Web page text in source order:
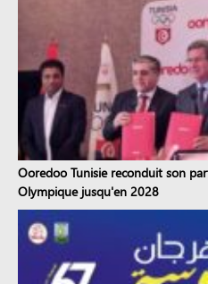
Ooredoo Tunisie reconduit son
Olympique jusqu'en 2028